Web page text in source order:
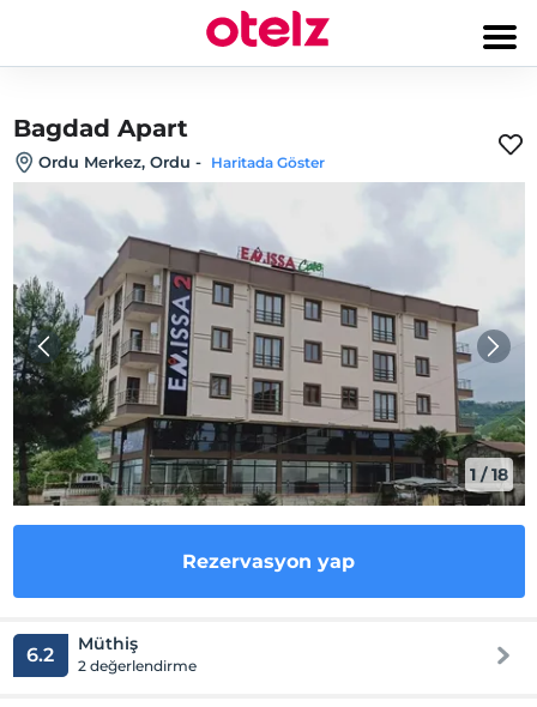
Bagdad Apart
Ordu Merkez, Ordu - Haritada Göster
1 /18
Rezervasyon yap
6.2 Müthiş
2 değerlendirme